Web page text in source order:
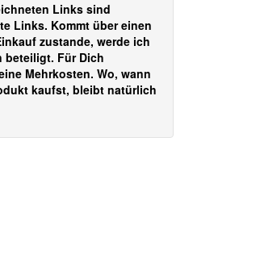
Links sind
Links. Kommt über einen
zustande, werde ich
beteiligt. Für Dich
Mehrkosten. Wo, wann
kaufst, bleibt natürlich